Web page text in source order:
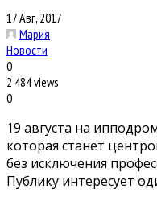
17 Авг, 2017
Мария
Новости
0
2 484 views
0
19 августа на
которая станет
без исключения
Публику интересует